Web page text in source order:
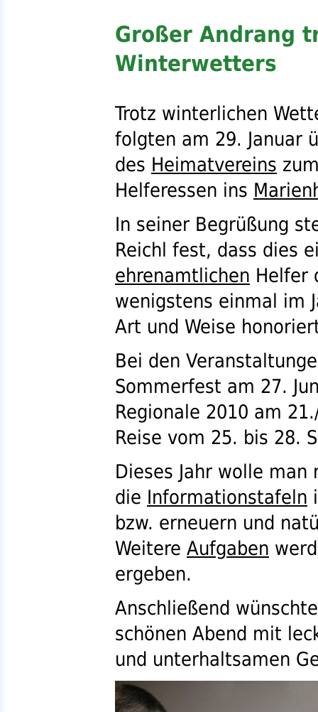
Großer Andrang
Winterwetters
Trotz winterlichen
folgten am 29. Januar
des Heimatvereins
Helferessen ins
In seiner Begrüßung
Reichl fest, dass dies
ehrenamtlichen Helfer
wenigstens einmal im
Art und Weise
Bei den
Sommerfest am 27.
Regionale 2010 am
Reise vom 25. bis 28.
Dieses Jahr wolle
die Informationstafeln
bzw. erneuern und
Weitere Aufgaben
ergeben.
Anschließend
schönen Abend mit
und unterhaltsamen